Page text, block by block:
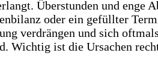
Überstunden und enge
oder ein gefüllter
verdrängen und sich
Wichtig ist die Ursachen